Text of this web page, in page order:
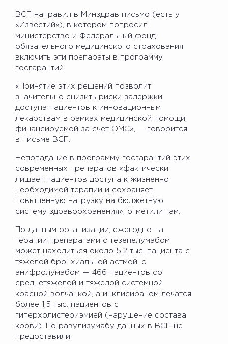
ВСП направил в Минздрав письмо (есть у
«Известий»), в котором попросил
министерство и Федеральный фонд
обязательного медицинского страхования
включить эти препараты в программу
госгарантий.
«Принятие этих решений позволит
значительно снизить риски задержки
доступа пациентов к инновационным
лекарствам в рамках медицинской помощи,
финансируемой за счет ОМС», — говорится
в письме ВСП.
Непопадание в программу госгарантий этих
современных препаратов «фактически
лишает пациентов доступа к жизненно
необходимой терапии и сохраняет
повышенную нагрузку на бюджетную
систему здравоохранения», отметили там.
По данным организации, ежегодно на
терапии препаратами с тезепелумабом
может находиться около 5,2 тыс. пациента с
тяжелой бронхиальной астмой, с
анифролумабом — 466 пациентов со
среднетяжелой и тяжелой системной
красной волчанкой, а инклисираном лечатся
более 1,5 тыс. пациентов с
гиперхолистериэмией (нарушение состава
крови). По равулизумабу данных в ВСП не
предоставили.